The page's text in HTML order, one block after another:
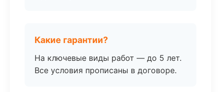
Какие гарантии?
На ключевые виды работ — до 5 лет.
Все условия прописаны в договоре.